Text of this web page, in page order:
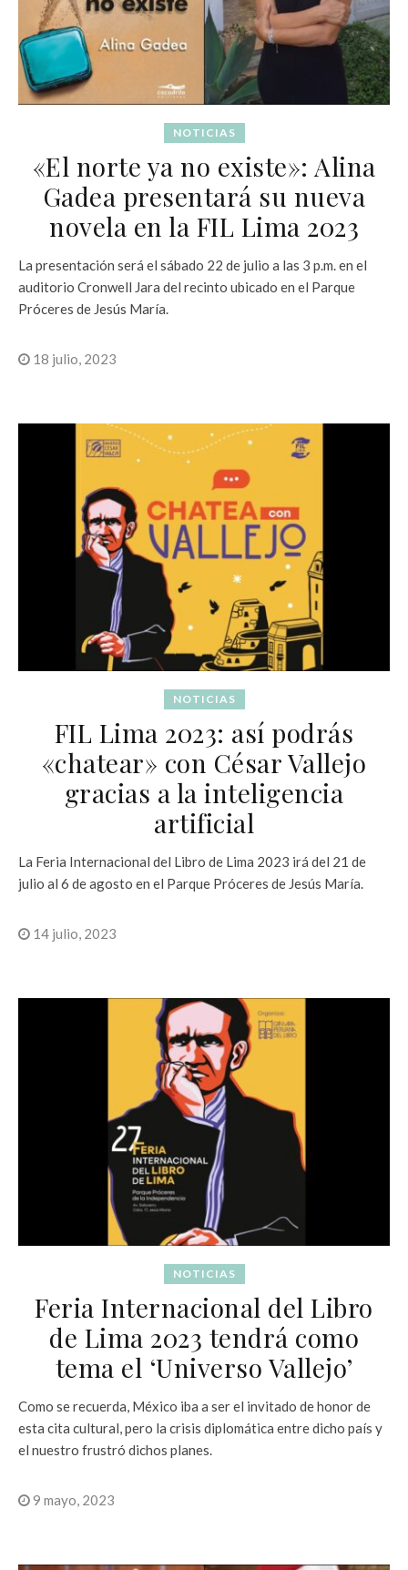
NOTICIAS
«El norte ya no existe»: Alina
Gadea presentará su nueva
novela en la FIL Lima 2023
La presentación será el sábado 22 de julio a las 3 p.m. en el
auditorio Cronwell Jara del recinto ubicado en el Parque
Próceres de Jesús María.
18 julio, 2023
NOTICIAS
FIL Lima 2023: así podrás
«chatear» con César Vallejo
gracias a la inteligencia
artificial
La Feria Internacional del Libro de Lima 2023 irá del 21 de
julio al 6 de agosto en el Parque Próceres de Jesús María.
14 julio, 2023
NOTICIAS
Feria Internacional del Libro
de Lima 2023 tendrá como
tema el ‘Universo Vallejo’
Como se recuerda, México iba a ser el invitado de honor de
esta cita cultural, pero la crisis diplomática entre dicho país y
el nuestro frustró dichos planes.
9 mayo, 2023